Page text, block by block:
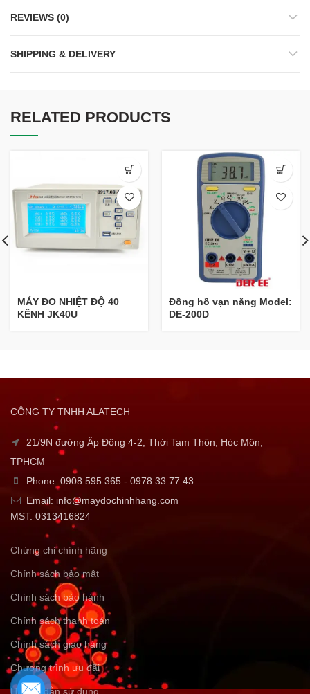
REVIEWS (0)
SHIPPING & DELIVERY
RELATED PRODUCTS
MÁY ĐO NHIỆT ĐỘ 40
KÊNH JK40U
Đồng hồ vạn năng Model:
DE-200D
CÔNG TY TNHH ALATECH
21/9N đường Ấp Đông 4-2, Thới Tam Thôn, Hóc Môn,
TPHCM
Phone: 0908 595 365 - 0978 33 77 43
Email: info@maydochinhhang.com
MST: 0313416824
Chứng chỉ chính hãng
Chính sách bảo mật
Chính sách bảo hành
Chính sách thanh toán
Chính sách giao hàng
Chương trình ưu đãi
Hướng dẫn sử dụng